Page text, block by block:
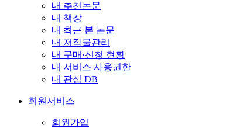
내 추천논문
내 책장
내 최근 본 논문
내 저작물관리
내 구매·신청 현황
내 서비스 사용권한
내 관심 DB
회원서비스
회원가입